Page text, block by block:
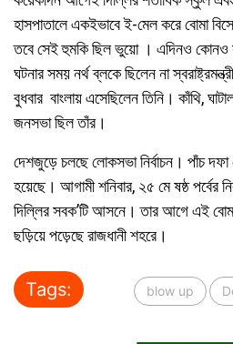
হাসপাতালে একইভাবে ই-মেল করে বোমা
তবে সেই হুমকি ছিল ভুয়ো । এদিনও কোনও
ঘটনার সময় নর্থ ব্লকে ছিলেন না
বুধবার বাংলায় এসেছিলেন তিনি। কাঁথি,
জনসভা ছিল তাঁর।
দেশজুড়ে চলছে লোকসভা নির্বাচন। পাঁচ
হয়েছে। আগামী শনিবার, ২৫ মে ষষ্ঠ পর্বের
দিল্লির সবক’টি আসনে। তার আগে এই
ছড়িয়ে পড়েছে রাজধানী শহরে।
Tags: blow up